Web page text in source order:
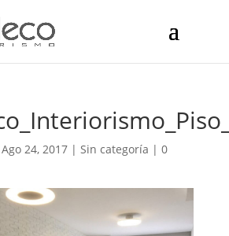
Ago 24, 2017| Sin categoría | 0